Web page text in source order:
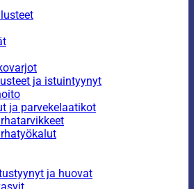
ja istuintyynyt
ja parvekelaatikot
ja huovat